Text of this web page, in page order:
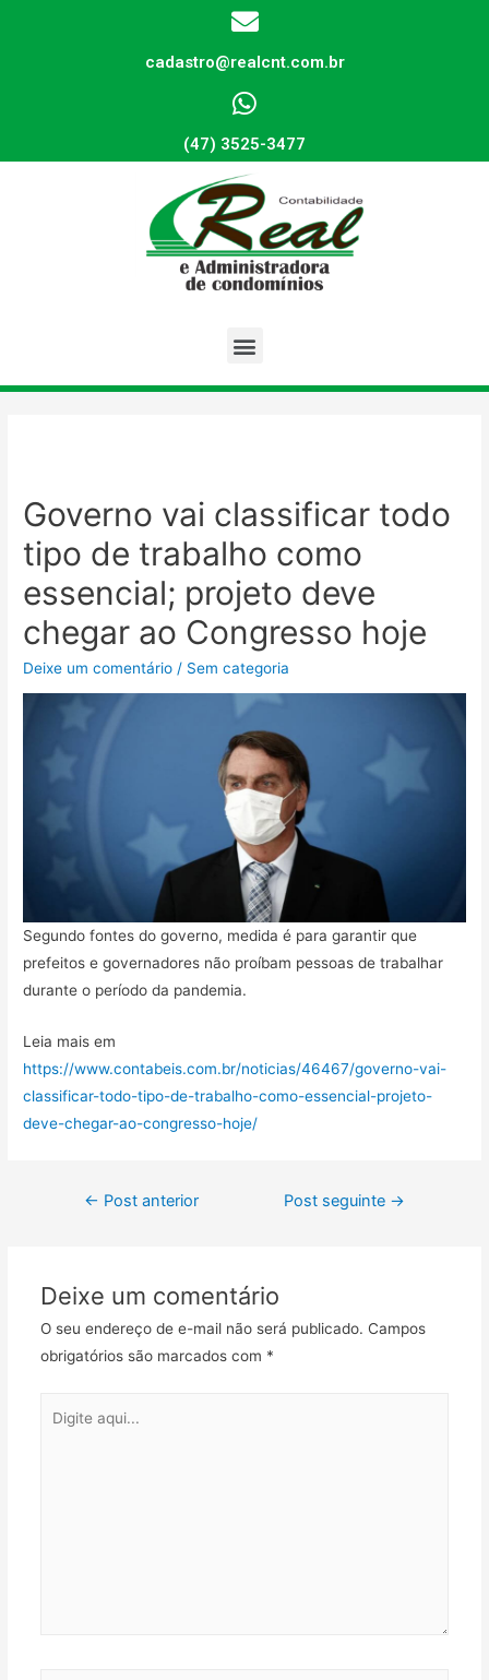
cadastro@realcnt.com.br
(47) 3525-3477
Governo vai classificar todo
tipo de trabalho como
essencial; projeto deve
chegar ao Congresso hoje
Deixe um comentário / Sem categoria
Segundo fontes do governo, medida é para garantir que
prefeitos e governadores não proíbam pessoas de trabalhar
durante o período da pandemia.
Leia mais em
https://www.contabeis.com.br/noticias/46467/governo-vai-
classificar-todo-tipo-de-trabalho-como-essencial-projeto-
deve-chegar-ao-congresso-hoje/
← Post anterior Post seguinte →
Deixe um comentário
O seu endereço de e-mail não será publicado. Campos
obrigatórios são marcados com *